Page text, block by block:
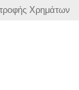
Χρημάτων